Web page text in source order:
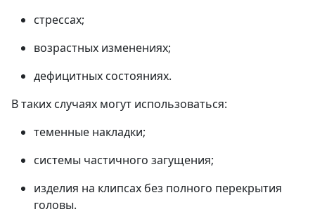
стрессах;
возрастных изменениях;
дефицитных состояниях.
В таких случаях могут использоваться:
теменные накладки;
системы частичного загущения;
изделия на клипсах без полного перекрытия
головы.